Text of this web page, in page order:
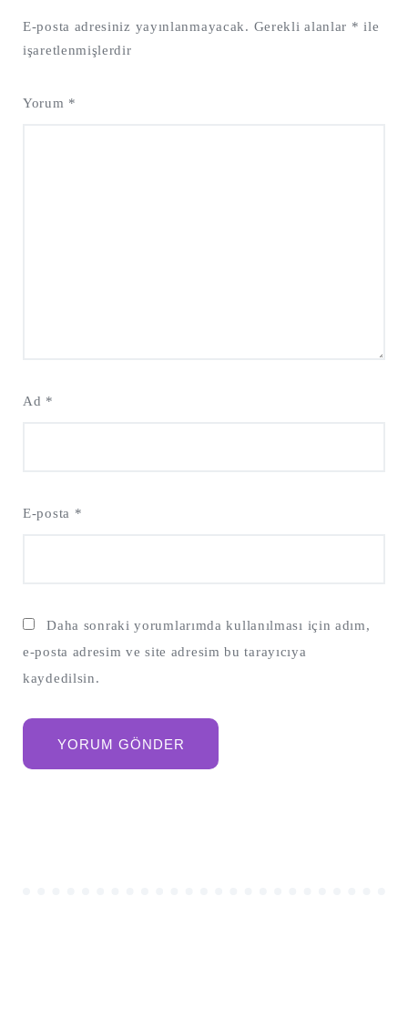
E-posta adresiniz yayınlanmayacak. Gerekli alanlar * ile
işaretlenmişlerdir
Yorum *
Ad *
E-posta *
Daha sonraki yorumlarımda kullanılması için adım,
e-posta adresim ve site adresim bu tarayıcıya
kaydedilsin.